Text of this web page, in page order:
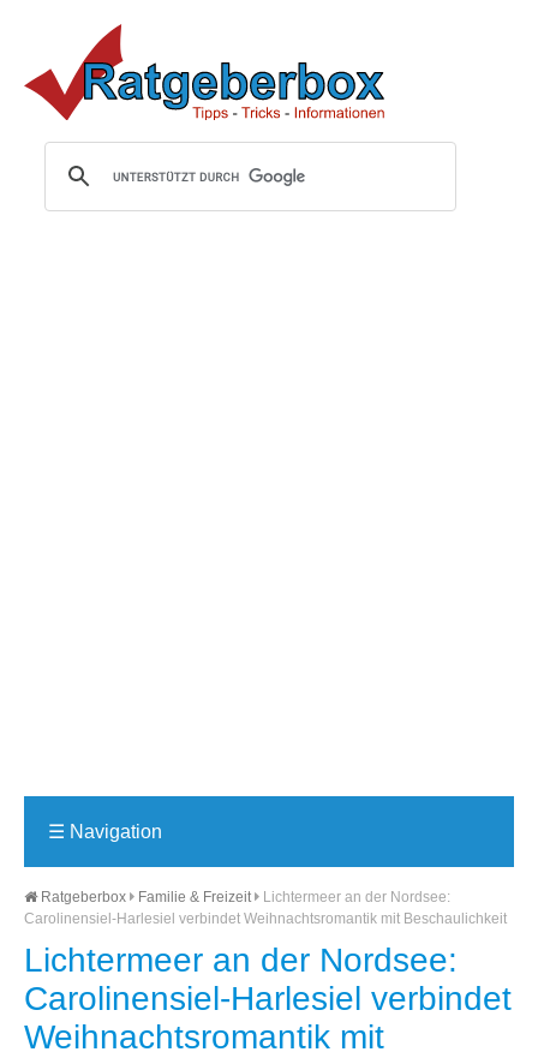
☰ Navigation
Ratgeberbox Familie & Freizeit
Lichtermeer an der Nordsee:
Carolinensiel-Harlesiel verbindet Weihnachtsromantik mit Beschaulichkeit
Lichtermeer an der Nordsee:
Carolinensiel-Harlesiel verbindet
Weihnachtsromantik mit